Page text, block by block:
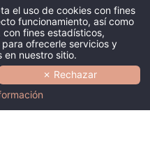
USO DE COOKIES
DOMINIQUENUSTRA
NUESTRO
SU
el uso de cookies con fines
funcionamiento, así como
fines estadísticos,
ofrecerle servicios y
en nuestro sitio.
✗ Rechazar